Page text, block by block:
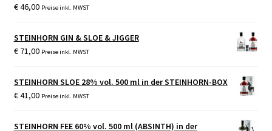
€46,00 Preise inkl. MWST
STEINHORN GIN & SLOE & JIGGER
€71,00 Preise inkl. MWST
STEINHORN SLOE 28% vol. 500 ml in der STEINHORN-BOX
€41,00 Preise inkl. MWST
STEINHORN FEE 60% vol. 500 ml (ABSINTH) in der